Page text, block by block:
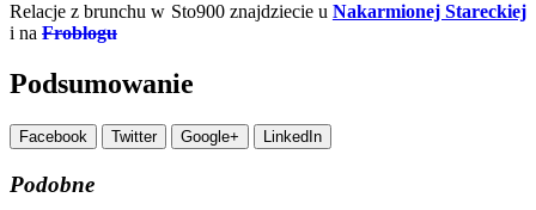
Relacje z brunchu w Sto900 znajdziecie u Nakarmionej Stareckiej
i na Froblogu
Podsumowanie
Facebook Twitter Google+ LinkedIn
Podobne